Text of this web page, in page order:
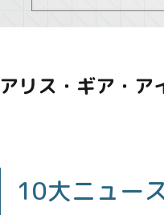
アリス・ギア・ア
10大ニュー